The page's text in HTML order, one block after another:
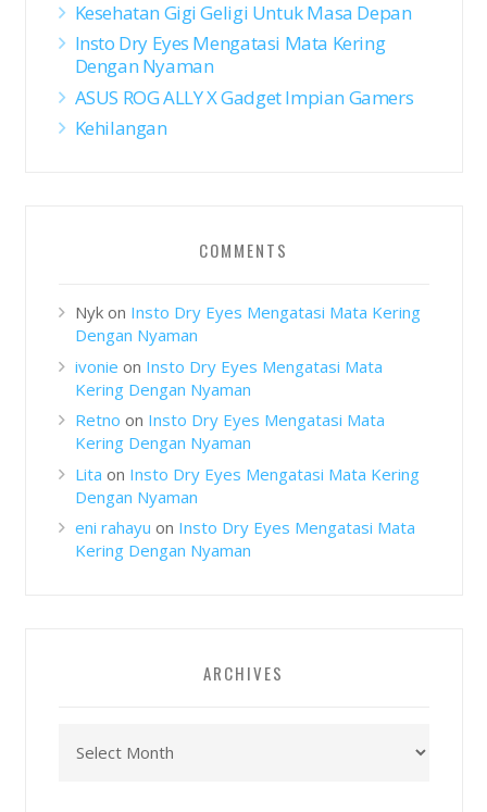
Kesehatan Gigi Geligi Untuk Masa Depan
Insto Dry Eyes Mengatasi Mata Kering
Dengan Nyaman
ASUS ROG ALLY X Gadget Impian Gamers
Kehilangan
COMMENTS
Nykon Insto Dry Eyes Mengatasi Mata Kering
Dengan Nyaman
ivonie on Insto Dry Eyes Mengatasi Mata
Kering Dengan Nyaman
Retno on Insto Dry Eyes Mengatasi Mata
Kering Dengan Nyaman
Lita on Insto Dry Eyes Mengatasi Mata Kering
Dengan Nyaman
eni rahayu on Insto Dry Eyes Mengatasi Mata
Kering Dengan Nyaman
ARCHIVES